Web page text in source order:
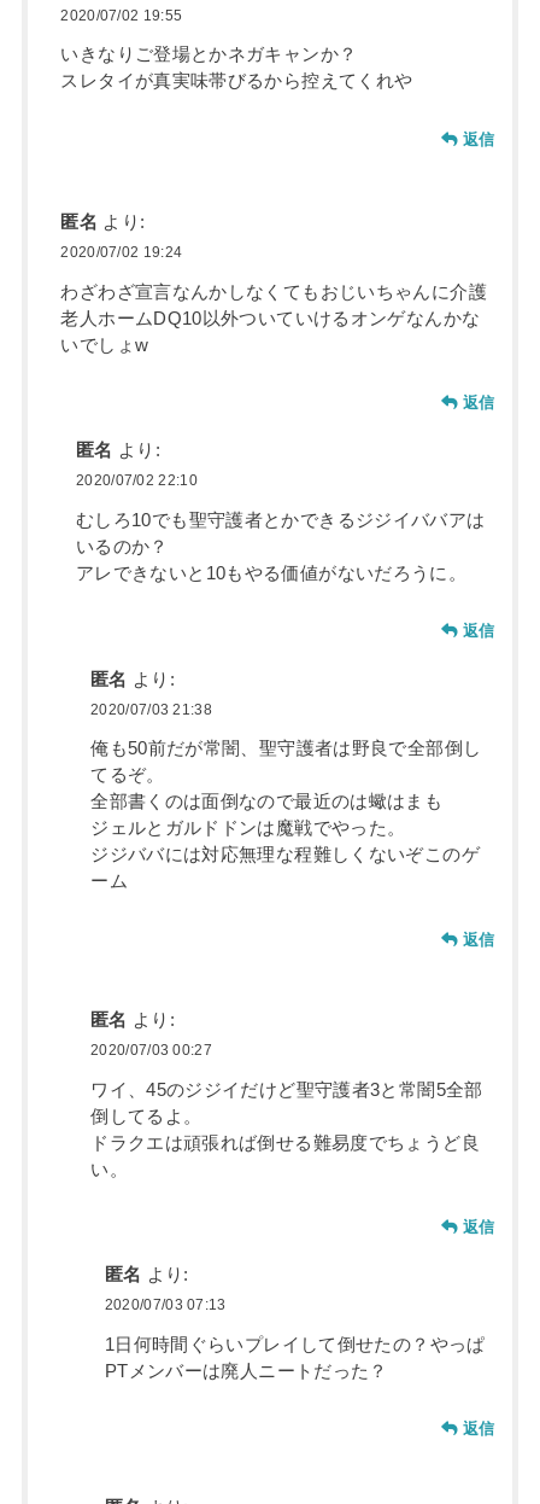
2020/07/02 19:55
いきなりご登場とかネガキャンか？
スレタイが真実味帯びるから控えてくれや
返信
匿名 より:
2020/07/02 19:24
わざわざ宣言なんかしなくてもおじいちゃんに介護
老人ホームDQ10以外ついていけるオンゲなんかな
いでしょw
返信
匿名 より:
2020/07/02 22:10
むしろ10でも聖守護者とかできるジジイババアは
いるのか？
アレできないと10もやる価値がないだろうに。
返信
匿名 より:
2020/07/03 21:38
俺も50前だが常闇、聖守護者は野良で全部倒し
てるぞ。
全部書くのは面倒なので最近のは蠍はまも
ジェルとガルドドンは魔戦でやった。
ジジババには対応無理な程難しくないぞこのゲ
ーム
返信
匿名 より:
2020/07/03 00:27
ワイ、45のジジイだけど聖守護者3と常闇5全部
倒してるよ。
ドラクエは頑張れば倒せる難易度でちょうど良
い。
返信
匿名 より:
2020/07/03 07:13
1日何時間ぐらいプレイして倒せたの？やっぱ
PTメンバーは廃人ニートだった？
返信